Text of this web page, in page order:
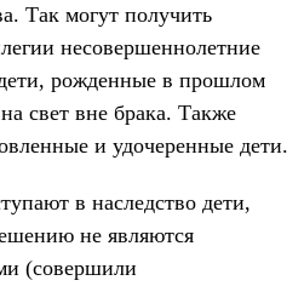
Так могут получить
несовершеннолетние
рожденные в прошлом
свет вне брака. Также
и удочеренные дети.
в наследство дети,
не являются
(совершили